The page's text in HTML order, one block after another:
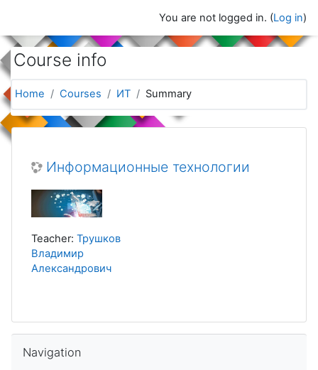
You are not logged in. (Log in)
Course info
Home Courses ИТ Summary
Информационные технологии
Teacher: Трушков
Владимир
Александрович
Navigation